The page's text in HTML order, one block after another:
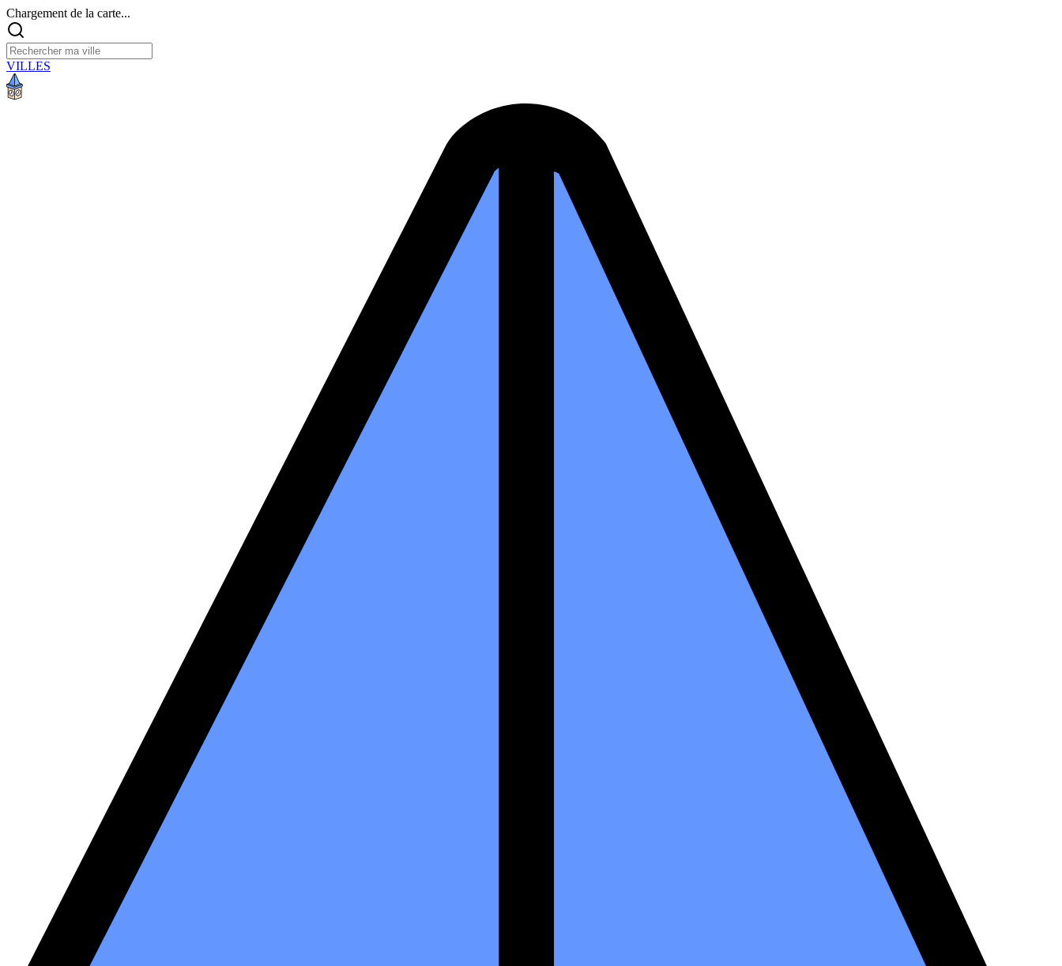
Chargement de la carte...
VILLES